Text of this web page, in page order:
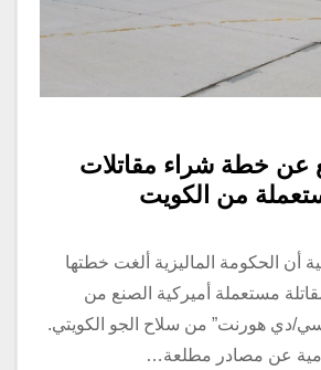
عن خطة شراء مقاتلات
أن الحكومة الماليزية ألغت خطتها
مقاتلة مستعملة أميركية الصنع من
“إف/إيه-18 سي/دي هورنت” من سلاح الجو الكويتي.
عن مصادر مطلعة…